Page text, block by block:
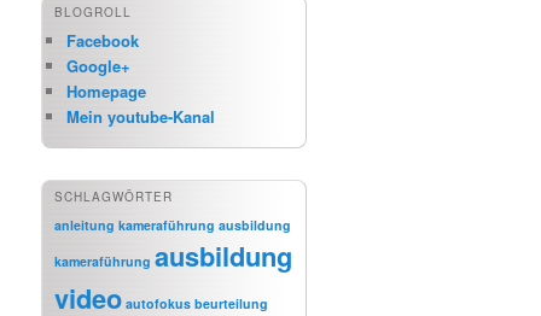
BLOGROLL
Facebook
Google+
Homepage
Mein youtube-Kanal
SCHLAGWÖRTER
anleitung kameraführung ausbildung
kameraführung ausbildung
video autofokus beurteilung